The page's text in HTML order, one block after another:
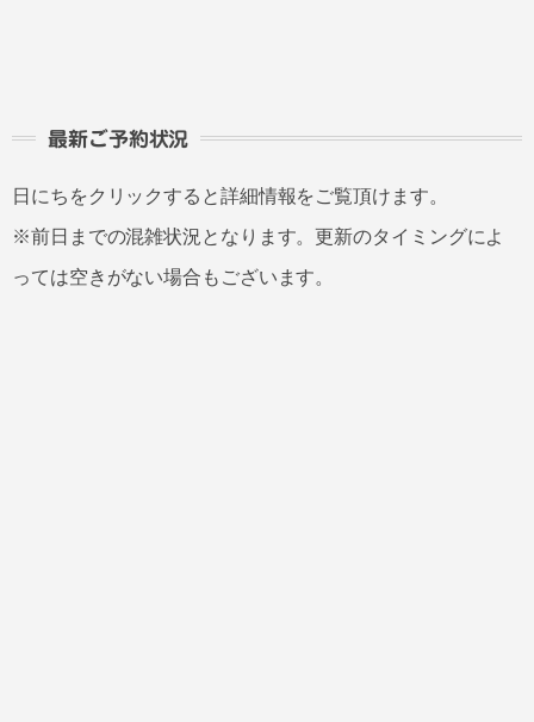
最新ご予約状況
日にちをクリックすると詳細情報をご覧頂けます。
※前日までの混雑状況となります。更新のタイミングによ
っては空きがない場合もございます。